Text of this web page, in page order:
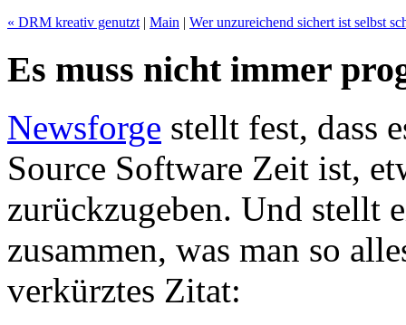
« DRM kreativ genutzt | Main | Wer unzureichend sichert ist selbst
Es muss nicht immer
Newsforge stellt fest, dass
Source Software Zeit ist,
zurückzugeben. Und stellt
zusammen, was man so
verkürztes Zitat: